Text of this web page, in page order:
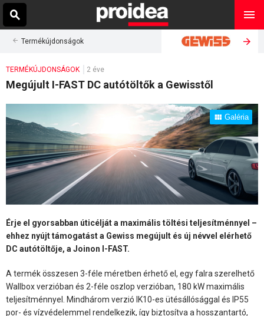
Termékújdonságok
TERMÉKÚJDONSÁGOK 2 éve
Megújult I-FAST DC autótöltők a Gewisstől
Galéria
Érje el gyorsabban úticélját a maximális töltési teljesítménnyel –
ehhez nyújt támogatást a Gewiss megújult és új névvel elérhető
DC autótöltője, a Joinon I-FAST.
A termék összesen 3-féle méretben érhető el, egy falra szerelhető
Wallbox verzióban és 2-féle oszlop verzióban, 180 kW maximális
teljesítménnyel. Mindhárom verzió IK10-es ütésállósággal és IP55
por- és vízvédelemmel rendelkezik, így biztosítva a hosszantartó,